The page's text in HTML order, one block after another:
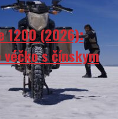
1200 (2026):
s čínskym